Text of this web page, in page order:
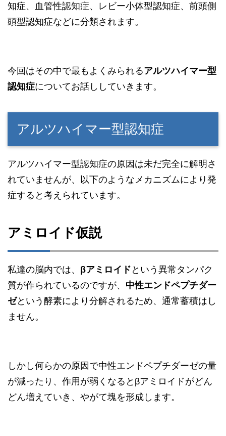
知症、血管性認知症、レビー小体型認知症、前頭側
頭型認知症などに分類されます。
今回はその中で最もよくみられるアルツハイマー型
認知症についてお話ししていきます。
アルツハイマー型認知症
アルツハイマー型認知症の原因は未だ完全に解明さ
れていませんが、以下のようなメカニズムにより発
症すると考えられています。
アミロイド仮説
私達の脳内では、 βアミロイド という異常タンパク
質が作られているのですが、 中性エンドペプチダー
ゼという酵素により分解されるため、通常蓄積はし
ません。
しかし何らかの原因で中性エンドペプチダーゼの量
が減ったり、作用が弱くなるとβアミロイドがどん
どん増えていき、やがて塊を形成します。